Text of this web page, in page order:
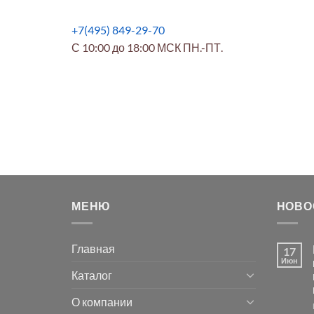
+7(495) 849-29-70
С 10:00 до 18:00 МСК ПН.-ПТ.
МЕНЮ
Главная
Каталог
О компании
17
Июн